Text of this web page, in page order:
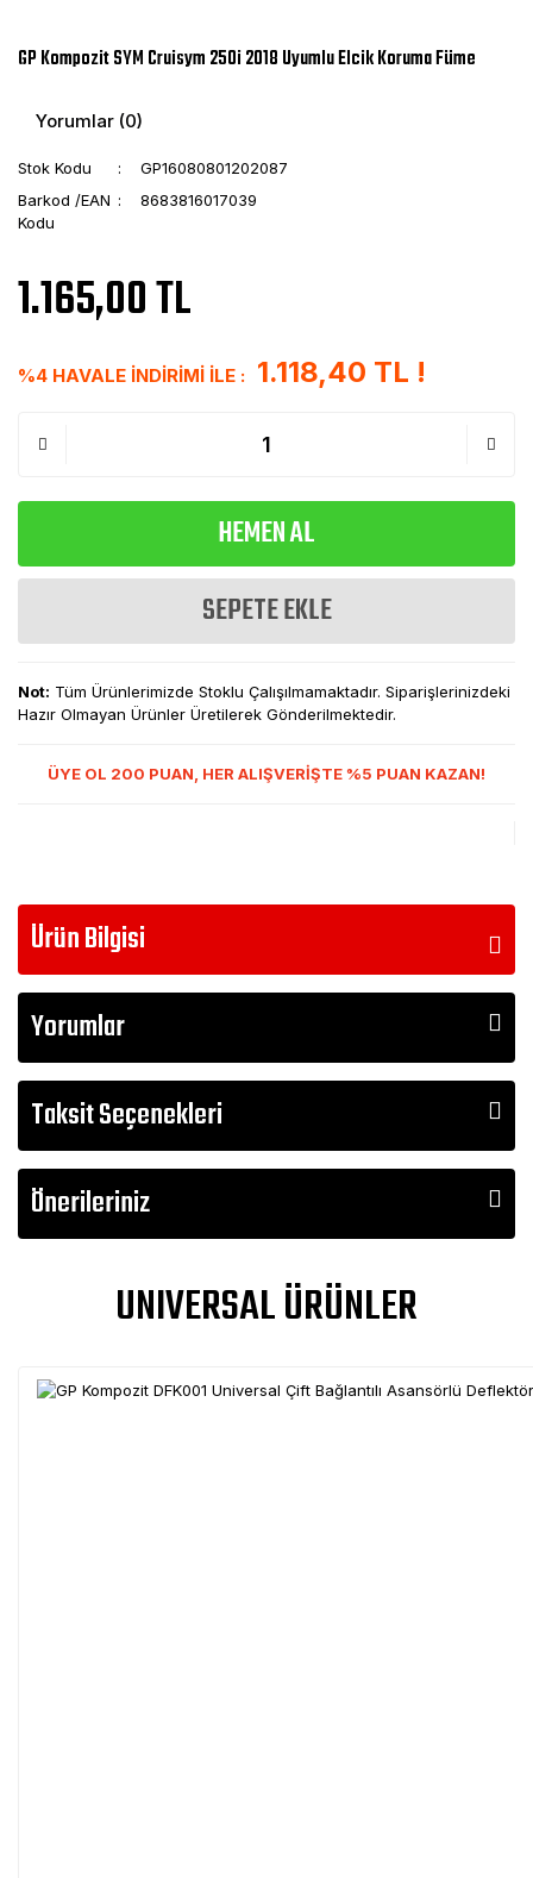
GP Kompozit SYM Cruisym 250i 2018 Uyumlu Elcik Koruma Füme
Yorumlar (0)
Stok Kodu
GP16080801202087
Barkod /EAN
Kodu
8683816017039
1.165,00 TL
%4 HAVALE İNDİRİMİ İLE : 1.118,40 TL !
HEMEN AL
SEPETE EKLE
Not: Tüm Ürünlerimizde Stoklu Çalışılmamaktadır. Siparişlerinizdeki
Hazır Olmayan Ürünler Üretilerek Gönderilmektedir.
ÜYE OL 200 PUAN, HER ALIŞVERİŞTE %5 PUAN KAZAN!
Ürün Bilgisi
Yorumlar
Taksit Seçenekleri
Önerileriniz
UNIVERSAL ÜRÜNLER